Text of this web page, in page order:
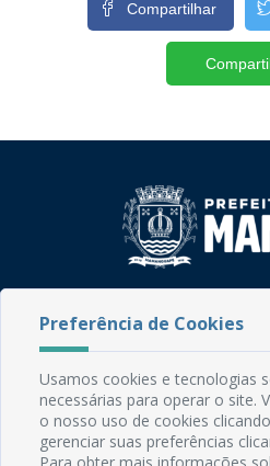
Compartilhar
CEP: 58.280-000 -
Fone: (83) 3292-
Email:
Expediente: Segunda à Sexta,
Mapa do Site
Preferência de Cookies
Usamos cookies e tecnologias
necessárias para operar o site.
o nosso uso de cookies
gerenciar suas preferências